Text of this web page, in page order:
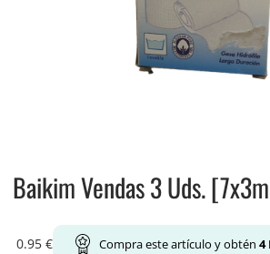
Baikim Vendas 3 Uds.
0.95 € Compra este artículo y obtén 4